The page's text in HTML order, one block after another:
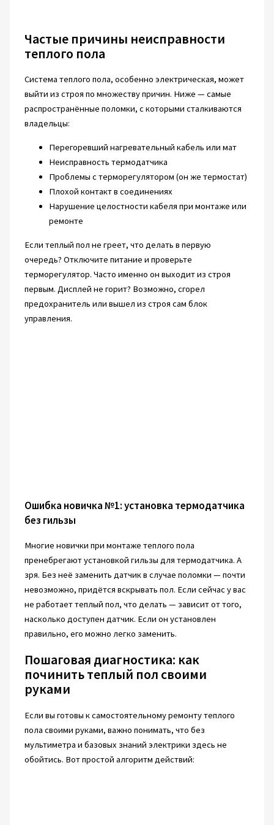
Частые причины неисправности
теплого пола
Система теплого пола, особенно электрическая, может
выйти из строя по множеству причин. Ниже — самые
распространённые поломки, с которыми сталкиваются
владельцы:
Перегоревший нагревательный кабель или мат
Неисправность термодатчика
Проблемы с терморегулятором (он же термостат)
Плохой контакт в соединениях
Нарушение целостности кабеля при монтаже или
ремонте
Если теплый пол не греет, что делать в первую
очередь? Отключите питание и проверьте
терморегулятор. Часто именно он выходит из строя
первым. Дисплей не горит? Возможно, сгорел
предохранитель или вышел из строя сам блок
управления.
Ошибка новичка №1: установка термодатчика
без гильзы
Многие новички при монтаже теплого пола
пренебрегают установкой гильзы для термодатчика. А
зря. Без неё заменить датчик в случае поломки — почти
невозможно, придётся вскрывать пол. Если сейчас у вас
не работает теплый пол, что делать — зависит от того,
насколько доступен датчик. Если он установлен
правильно, его можно легко заменить.
Пошаговая диагностика: как
починить теплый пол своими
руками
Если вы готовы к самостоятельному ремонту теплого
пола своими руками, важно понимать, что без
мультиметра и базовых знаний электрики здесь не
обойтись. Вот простой алгоритм действий: